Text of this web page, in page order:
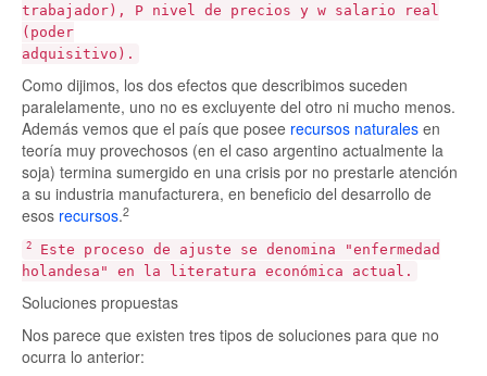
trabajador), P nivel de precios y w salario real
(poder
adquisitivo).
Como dijimos, los dos efectos que describimos suceden
paralelamente, uno no es excluyente del otro ni mucho menos.
Además vemos que el país que posee recursos naturales en
teoría muy provechosos (en el caso argentino actualmente la
soja) termina sumergido en una crisis por no prestarle atención
a su industria manufacturera, en beneficio del desarrollo de
esos recursos.2
2
Este proceso de ajuste se denomina "enfermedad
holandesa" en la literatura económica actual.
Soluciones propuestas
Nos parece que existen tres tipos de soluciones para que no
ocurra lo anterior: